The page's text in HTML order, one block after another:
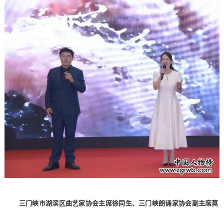
三门峡市湖滨区曲艺家协会主席徐同生、三门峡朗诵家协会副主席莫